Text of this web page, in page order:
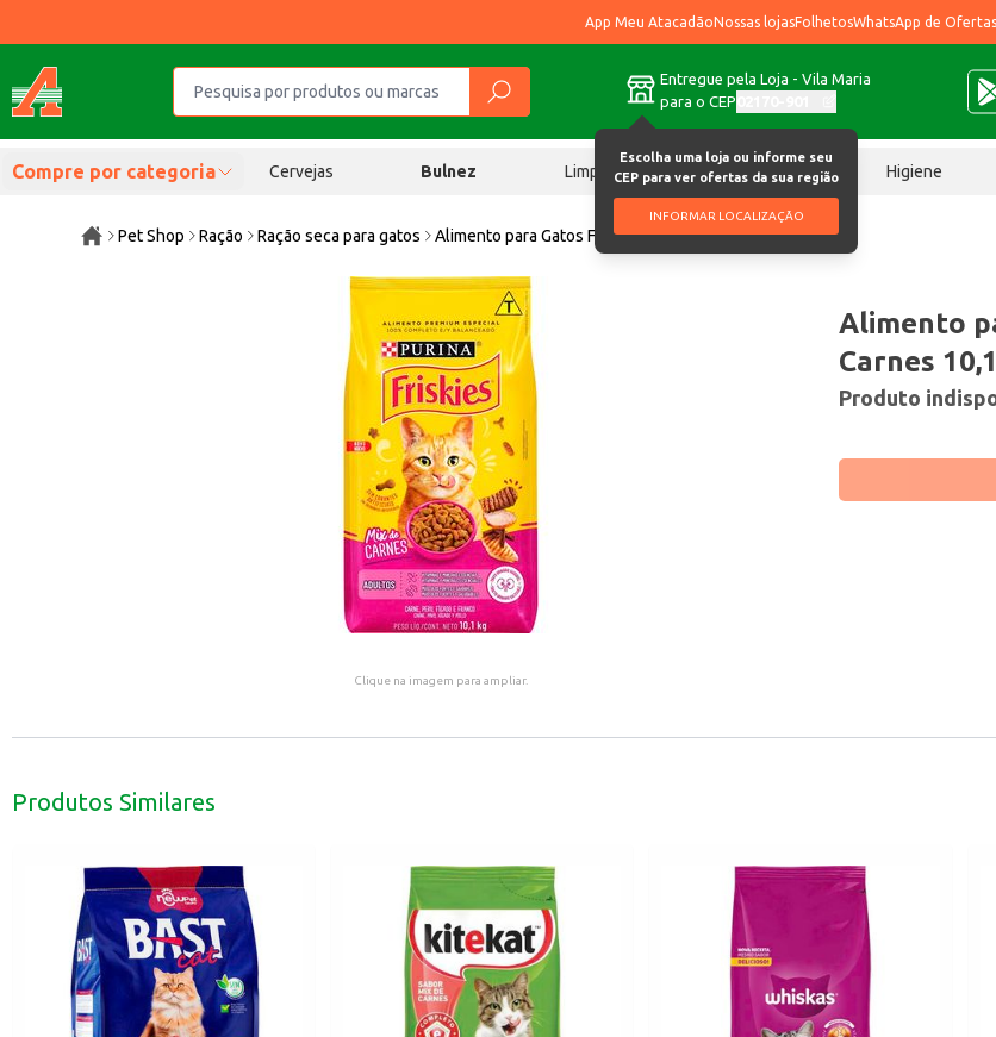
App Meu AtacadãoNossas lojasFolhetosWhatsApp de Ofertas
Entregue pela Loja - Vila Maria
para o CEP
Escolha uma loja ou informe seu
CEP para ver ofertas da sua região
INFORMAR LOCALIZAÇÃO
Compre por categoria Cervejas Bulnez Limpeza Chocolates Higiene
Pet Shop Ração Ração seca para gatos Alimento para Gatos Friskies Mix de Carnes 10,1kg
Clique na imagem para ampliar.
Alimento
Carnes
Produto
Produtos Similares